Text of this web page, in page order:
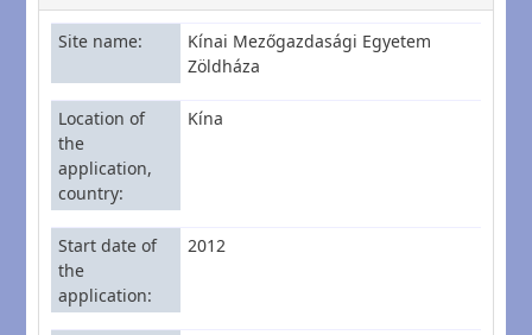
Site name
Kínai Mezőgazdasági Egyetem
Zöldháza
Location of
the
application,
country
Kína
Start date of
the
application
2012